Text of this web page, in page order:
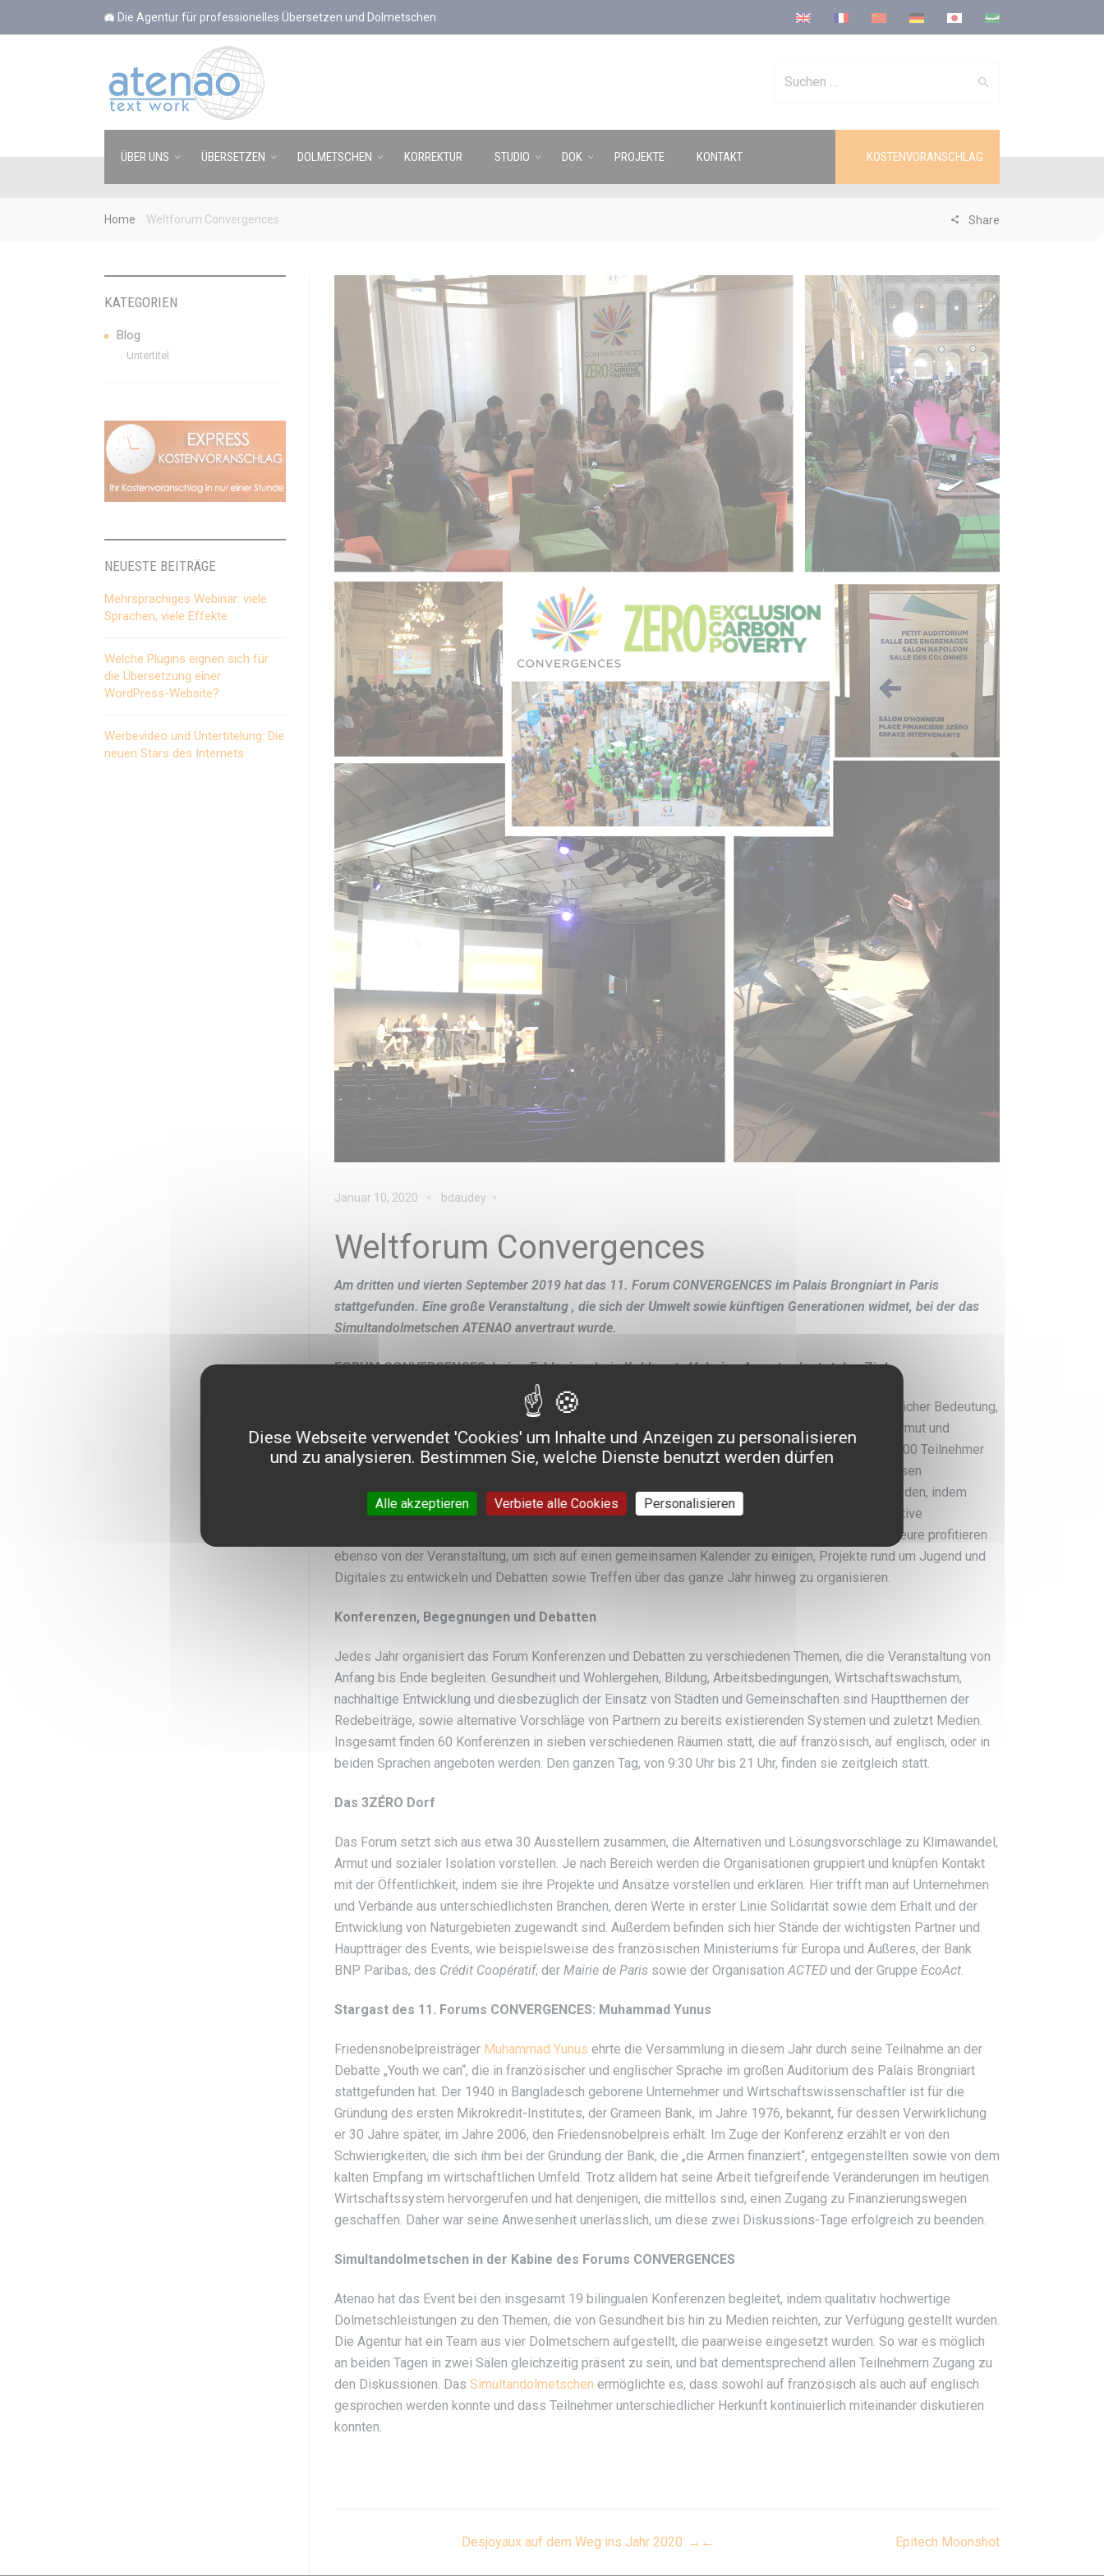
Die Agentur für professionelles Übersetzen und Dolmetschen
Search
ÜBER UNS ÜBERSETZEN DOLMETSCHEN KORREKTUR STUDIO DOK PROJEKTE KONTAKT KOSTENVORANSCHLAG
Home Weltforum Convergences Share
Januar 10, 2020 bdaudey
Weltforum Convergences
Am dritten und vierten September 2019 hat das 11. Forum CONVERGENCES im Palais Brongniart in Paris
stattgefunden. Eine große Veranstaltung , die sich der Umwelt sowie künftigen Generationen widmet, bei der das
Simultandolmetschen ATENAO anvertraut wurde.
FORUM CONVERGENCES: keine Exklusion, kein Kohlenstoff, keine Armut — lautet das Ziel
CONVERGENCESbegrüßt seit 2008 Partnerorganisationen mit großer gesellschaftlicher Bedeutung,
die aus einer
„3ZÉRO“-Perspektive arbeiten und somit das Ziel verfolgen, soziale Ausgrenzung, Armut und
Umweltbelastung zu verringern. Jedes Jahr kommen dort mehr als 200 Organisationen und etwa 5000 Teilnehmer
zusammen, um über diese gesellschaftlichen Probleme zu diskutieren und um Wege zu finden, diesen
entgegenzuwirken — insbesondere, indem Reflexion und Diskussionen diesbezüglich angeregt werden, indem
alternative Vorgehensweisen zu denen, die wir bereits kennen, verbreitet werden und indem innovative
Partnerschaften zur Geltung gebracht werden, die starke Auswirkungen haben. Diese wichtigen Akteure profitieren
ebenso von der Veranstaltung, um sich auf einen gemeinsamen Kalender zu einigen, Projekte rund um Jugend und
Digitales zu entwickeln und Debatten sowie Treffen über das ganze Jahr hinweg zu organisieren.
Konferenzen, Begegnungen und Debatten
Jedes Jahr organisiert das Forum Konferenzen und Debatten zu verschiedenen Themen, die die Veranstaltung von
Anfang bis Ende begleiten. Gesundheit und Wohlergehen, Bildung, Arbeitsbedingungen, Wirtschaftswachstum,
nachhaltige Entwicklung und diesbezüglich der Einsatz von Städten und Gemeinschaften sind Hauptthemen der
Redebeiträge, sowie alternative Vorschläge von Partnern zu bereits existierenden Systemen und zuletzt Medien.
Insgesamt finden 60 Konferenzen in sieben verschiedenen Räumen statt, die auf französisch, auf englisch, oder in
beiden Sprachen angeboten werden. Den ganzen Tag, von 9:30 Uhr bis 21 Uhr, finden sie zeitgleich statt.
Das 3ZÉRO Dorf
Das Forum setzt sich aus etwa 30 Ausstellern zusammen, die Alternativen und Lösungsvorschläge zu Klimawandel,
Armut und sozialer Isolation vorstellen. Je nach Bereich werden die Organisationen gruppiert und knüpfen Kontakt
mit der Öffentlichkeit, indem sie ihre Projekte und Ansätze vorstellen und erklären. Hier trifft man auf Unternehmen
und Verbände aus unterschiedlichsten Branchen, deren Werte in erster Linie Solidarität sowie dem Erhalt und der
Entwicklung von Naturgebieten zugewandt sind. Außerdem befinden sich hier Stände der wichtigsten Partner und
Hauptträger des Events, wie beispielsweise des französischen Ministeriums für Europa und Äußeres, der Bank
BNP Paribas, des Crédit Coopératif, der Mairie de Paris sowie der OrganisationACTED und der Gruppe EcoAct.
Stargast des 11. Forums CONVERGENCES: Muhammad Yunus
Friedensnobelpreisträger Muhammad Yunus ehrte die Versammlung in diesem Jahr durch seine Teilnahme an der
Debatte „Youth we can“, die in französischer und englischer Sprache im großen Auditorium des Palais Brongniart
stattgefunden hat. Der 1940 in Bangladesch geborene Unternehmer und Wirtschaftswissenschaftler ist für die
Gründung des ersten Mikrokredit-Institutes, der Grameen Bank, im Jahre 1976, bekannt, für dessen Verwirklichung
er 30 Jahre später, im Jahre 2006, den Friedensnobelpreis erhält. Im Zuge der Konferenz erzählt er von den
Schwierigkeiten, die sich ihm bei der Gründung der Bank, die „die Armen finanziert“, entgegenstellten sowie von dem
kalten Empfang im wirtschaftlichen Umfeld. Trotz alldem hat seine Arbeit tiefgreifende Veränderungen im heutigen
Wirtschaftssystem hervorgerufen und hat denjenigen, die mittellos sind, einen Zugang zu Finanzierungswegen
geschaffen. Daher war seine Anwesenheit unerlässlich, um diese zwei Diskussions-Tage erfolgreich zu beenden.
Simultandolmetschen in der Kabine des Forums CONVERGENCES
Atenao hat das Event bei den insgesamt 19 bilingualen Konferenzen begleitet, indem qualitativ hochwertige
Dolmetschleistungen zu den Themen, die von Gesundheit bis hin zu Medien reichten, zur Verfügung gestellt wurden.
Die Agentur hat ein Team aus vier Dolmetschern aufgestellt, die paarweise eingesetzt wurden. So war es möglich
an beiden Tagen in zwei Sälen gleichzeitig präsent zu sein, und bat dementsprechend allen Teilnehmern Zugang zu
den Diskussionen. Das Simultandolmetschen ermöglichte es, dass sowohl auf französisch als auch auf englisch
gesprochen werden konnte und dass Teilnehmer unterschiedlicher Herkunft kontinuierlich miteinander diskutieren
konnten.
← Epitech Moonshot
Desjoyaux auf dem Weg ins Jahr 2020 →
KATEGORIEN
Blog
Untertitel
NEUESTE BEITRÄGE
Mehrsprachiges Webinar: viele
Sprachen, viele Effekte
Welche Plugins eignen sich für
die Übersetzung einer
WordPress-Website?
Werbevideo und Untertitelung: Die
neuen Stars des Internets
Cookie-Einstellungen
Diese Webseite verwendet 'Cookies' um Inhalte und Anzeigen zu personalisieren
und zu analysieren. Bestimmen Sie, welche Dienste benutzt werden dürfen
Alle akzeptieren Verbiete alle Cookies Personalisieren